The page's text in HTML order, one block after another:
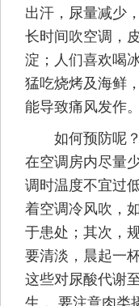
出汗，尿量减少
长时间吹空调，
淀；人们喜欢喝
猛吃烧烤及海鲜
能导致痛风发作。
如何预防呢？
在空调房内尽量
调时温度不宜过
着空调冷风吹，
于患处；其次，
要清淡，晨起一
这些对尿酸代谢
生， 要注意肉类